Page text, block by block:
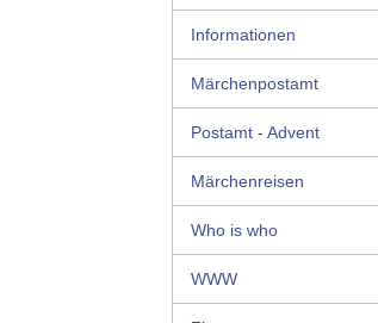
Informationen
Märchenpostamt
Postamt - Advent
Märchenreisen
Who is who
WWW